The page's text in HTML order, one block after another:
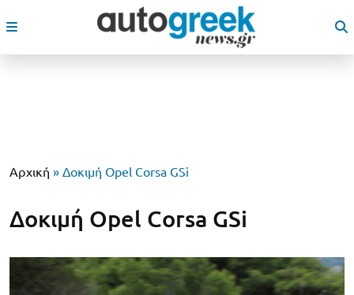
Αρχική » Δοκιμή Opel Corsa GSi
Δοκιμή Opel Corsa GSi